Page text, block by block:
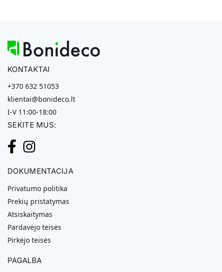
KONTAKTAI
+370 632 51053
klientai@bonideco.lt
I-V 11:00-18:00
SEKITE MUS:
DOKUMENTACIJA
Privatumo politika
Prekių pristatymas
Atsiskaitymas
Pardavėjo teisės
Pirkėjo teisės
PAGALBA